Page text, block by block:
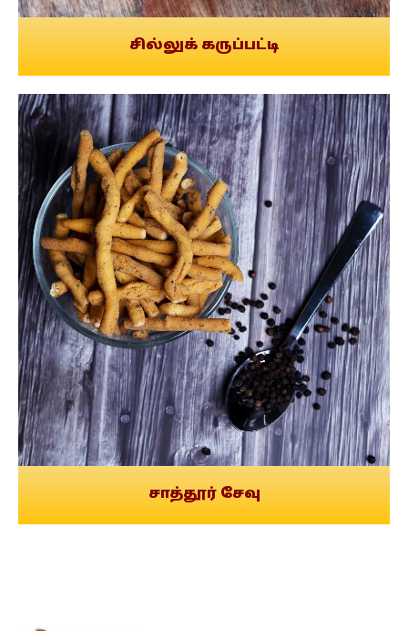
சில்லுக் கருப்பட்டி
சாத்தூர் சேவு